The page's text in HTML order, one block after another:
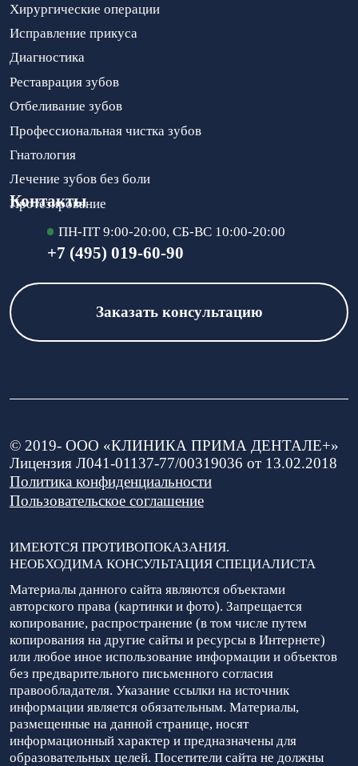
Хирургические операции
Исправление прикуса
Диагностика
Реставрация зубов
Отбеливание зубов
Профессиональная чистка зубов
Гнатология
Лечение зубов без боли
Протезирование
Контакты
ПН-ПТ 9:00-20:00, СБ-ВС 10:00-20:00
+7 (495) 019-60-90
Заказать консультацию
© 2019-ООО «КЛИНИКА ПРИМА ДЕНТАЛЕ+»
Лицензия Л041-01137-77/00319036 от 13.02.2018
Политика конфиденциальности
Пользовательское соглашение
ИМЕЮТСЯ ПРОТИВОПОКАЗАНИЯ.
НЕОБХОДИМА КОНСУЛЬТАЦИЯ СПЕЦИАЛИСТА
Материалы данного сайта являются объектами
авторского права (картинки и фото). Запрещается
копирование, распространение (в том числе путем
копирования на другие сайты и ресурсы в Интернете)
или любое иное использование информации и объектов
без предварительного письменного согласия
правообладателя. Указание ссылки на источник
информации является обязательным. Материалы,
размещенные на данной странице, носят
информационный характер и предназначены для
образовательных целей. Посетители сайта не должны